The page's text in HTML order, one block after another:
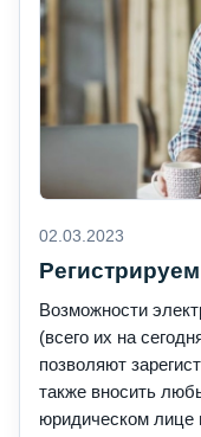
02.03.2023
Возможности
(всего их на
позволяют
также вносить
юридическом лице